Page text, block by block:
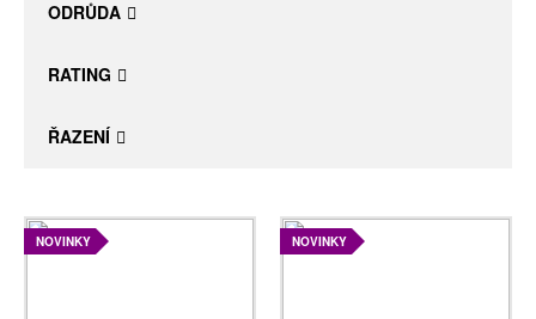
ODRŮDA
RATING
ŘAZENÍ
NOVINKY NOVINKY